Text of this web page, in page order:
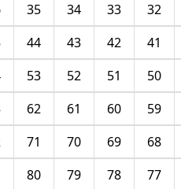
32
33
34
35
41
42
43
44
50
51
52
53
59
60
61
62
68
69
70
71
77
78
79
80